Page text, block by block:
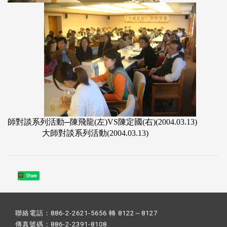
師對談系列活動─陳飛龍(左)VS陳定國(右)(2004.03.13)
大師對談系列活動(2004.03.13)
Share
聯絡電話：886-2-2621-5656 轉 8122～8127
傳真號碼：886-2-2391-8108